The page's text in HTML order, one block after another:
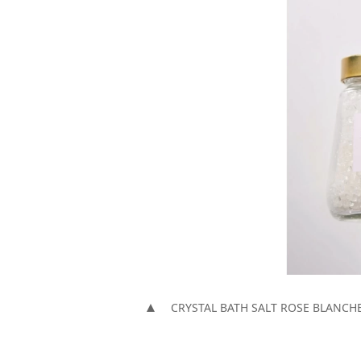
CRYSTAL BATH SALT ROSE